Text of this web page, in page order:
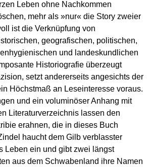
Leben ohne Nachkommen
mehr als »nur« die Story zweier
ist die Verknüpfung von
geografischen, politischen,
und landeskundlichen
Historiografie überzeugt
setzt andererseits angesichts der
Höchstmaß an Leseinteresse voraus.
und ein voluminöser Anhang mit
Literaturverzeichnis lassen den
erahnen, die in dieses Buch
haucht dem Gilb verblasster
Leben ein und gibt zwei längst
aus dem Schwabenland ihre Namen